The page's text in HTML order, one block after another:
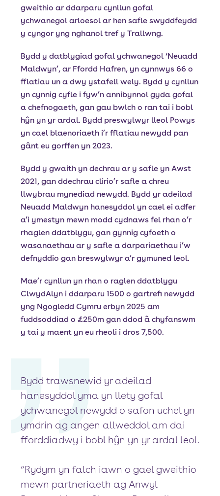
gweithio ar ddarparu cynllun gofal
ychwanegol arloesol ar hen safle swyddfeydd
y cyngor yng nghanol tref y Trallwng.
Bydd y datblygiad gofal ychwanegol ‘Neuadd
Maldwyn’, ar Ffordd Hafren, yn cynnwys 66 o
fflatiau un a dwy ystafell wely. Bydd y cynllun
yn cynnig cyfle i fyw’n annibynnol gyda gofal
a chefnogaeth, gan gau bwlch o ran tai i bobl
hŷn yn yr ardal. Bydd preswylwyr lleol Powys
yn cael blaenoriaeth i’r fflatiau newydd pan
gânt eu gorffen yn 2023.
Bydd y gwaith yn dechrau ar y safle yn Awst
2021, gan ddechrau clirio’r safle a chreu
llwybrau mynediad newydd. Bydd yr adeilad
Neuadd Maldwyn hanesyddol yn cael ei adfer
a’i ymestyn mewn modd cydnaws fel rhan o’r
rhaglen ddatblygu, gan gynnig cyfoeth o
wasanaethau ar y safle a darpariaethau i’w
defnyddio gan breswylwyr a’r gymuned leol.
Mae’r cynllun yn rhan o raglen ddatblygu
ClwydAlyn i ddarparu 1500 o gartrefi newydd
yng Ngogledd Cymru erbyn 2025 am
fuddsoddiad o £250m gan ddod â chyfanswm
y tai y maent yn eu rheoli i dros 7,500.
Bydd trawsnewid yr adeilad
hanesyddol yma yn llety gofal
ychwanegol newydd o safon uchel yn
ymdrin ag angen allweddol am dai
fforddiadwy i bobl hŷn yn yr ardal leol.
“Rydym yn falch iawn o gael gweithio
mewn partneriaeth ag Anwyl